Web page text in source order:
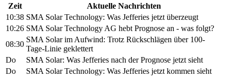
Zeit
Aktuelle Nachrichten
10:38 SMA Solar Technology: Was Jefferies jetzt überzeugt
10:26 SMA Solar Technology AG hebt Prognose an - was folgt?
08:30
SMA Solar im Aufwind: Trotz Rückschlägen über 100-
Tage-Linie geklettert
Do
SMA Solar: Was Jefferies nach der Prognose jetzt sieht
Do
SMA Solar Technology: Was Jefferies jetzt kommen sieht